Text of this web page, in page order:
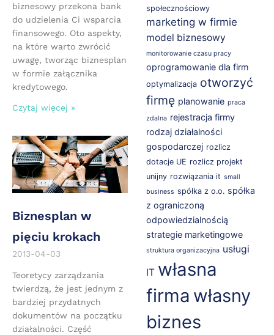
biznesowy przekona bank
do udzielenia Ci wsparcia
finansowego. Oto aspekty,
na które warto zwrócić
uwagę, tworząc biznesplan
w formie załącznika
kredytowego.
Czytaj więcej »
Biznesplan w
pięciu krokach
2013-04-03
Teoretycy zarządzania
twierdzą, że jest jednym z
bardziej przydatnych
dokumentów na początku
działalności. Część
społecznościowy
marketing w firmie
model biznesowy
monitorowanie czasu pracy
oprogramowanie dla firm
optymalizacja otworzyć
firmę planowanie praca
zdalna rejestracja firmy
rodzaj działalności
gospodarczej rozlicz
dotacje UE rozlicz projekt
unijny rozwiązania it small
business spółka z o.o. spółka
z ograniczoną
odpowiedzialnością
strategie marketingowe
struktura organizacyjna usługi
IT własna
firma własny
biznes